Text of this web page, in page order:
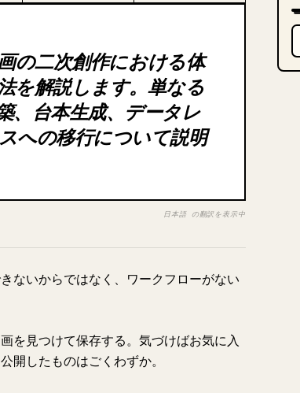
の二次創作における体
を解説します。単なる
、台本生成、データレ
への移行について説明
日本語 の翻訳を表示中
ないからではなく、ワークフローがない
を見つけて保存する。気づけばお気に入
開したものはごくわずか。